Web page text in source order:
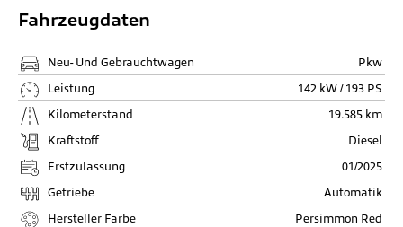
Fahrzeugdaten
Neu- Und Gebrauchtwagen
Pkw
Leistung
142 kW / 193 PS
Kilometerstand
19.585 km
Kraftstoff
Diesel
Erstzulassung
01/2025
Getriebe
Automatik
Hersteller Farbe
Persimmon Red